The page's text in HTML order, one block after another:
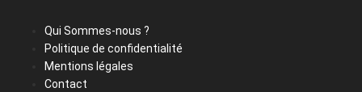
Qui Sommes-nous ?
Politique de confidentialité
Mentions légales
Contact